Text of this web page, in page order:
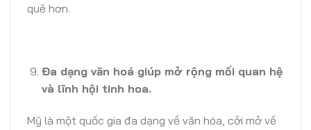
quê hơn.
Đa dạng văn hoá giúp mở rộng mối quan hệ
và lĩnh hội tinh hoa.
Mỹ là một quốc gia đa dạng về văn hóa, cởi mở về